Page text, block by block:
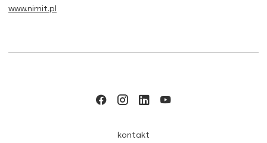
www.nimit.pl
kontakt